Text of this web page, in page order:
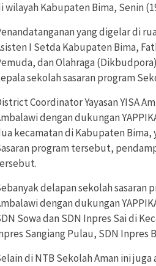
wilayah Kabupaten Bima, Senin
yang digelar di
I Setda Kabupaten Bima,
dan Olahraga
sekolah sasaran program
Coordinator Yayasan YISA
dengan dukungan
kecamatan di Kabupaten Bima,
program tersebut,
delapan sekolah sasaran
dengan dukungan
Sowa dan SDN Inpres Sai di
Sangiang Pulau, SDN Inpres
di NTB Sekolah Aman ini